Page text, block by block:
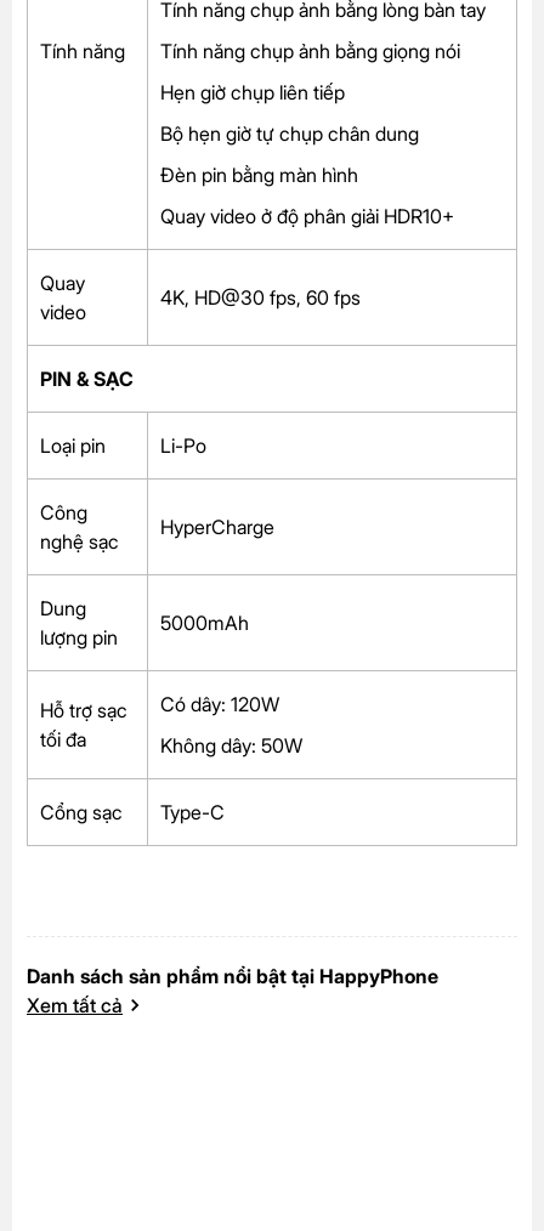
Tính năng
Tính năng chụp ảnh bằng lòng bàn tay
Tính năng chụp ảnh bằng giọng nói
Hẹn giờ chụp liên tiếp
Bộ hẹn giờ tự chụp chân dung
Đèn pin bằng màn hình
Quay video ở độ phân giải HDR10+
Quay
video
4K, HD@30 fps, 60 fps
PIN & SẠC
Loại pin Li-Po
Công
nghệ sạc
HyperCharge
Dung
lượng pin
5000mAh
Hỗ trợ sạc
tối đa
Có dây: 120W
Không dây: 50W
Cổng sạc Type-C
Danh sách sản phẩm nổi bật tại HappyPhone
Xem tất cả